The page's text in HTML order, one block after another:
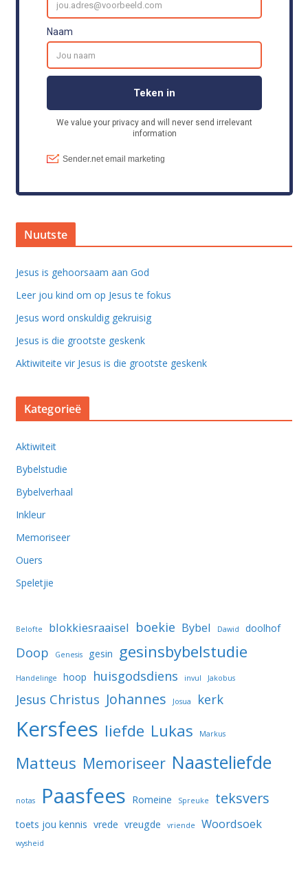
Nuutste
Jesus is gehoorsaam aan God
Leer jou kind om op Jesus te fokus
Jesus word onskuldig gekruisig
Jesus is die grootste geskenk
Aktiwiteite vir Jesus is die grootste geskenk
Kategorieë
Aktiwiteit
Bybelstudie
Bybelverhaal
Inkleur
Memoriseer
Ouers
Speletjie
Belofte blokkiesraaisel boekie Bybel Dawid doolhof
Doop Genesis gesin gesinsbybelstudie
Handelinge hoop huisgodsdiens invul Jakobus
Jesus Christus Johannes Josua kerk
Kersfees liefde Lukas Markus
Matteus Memoriseer Naasteliefde
notas Paasfees Romeine Spreuke teksvers
toets jou kennis vrede vreugde vriende Woordsoek
wysheid